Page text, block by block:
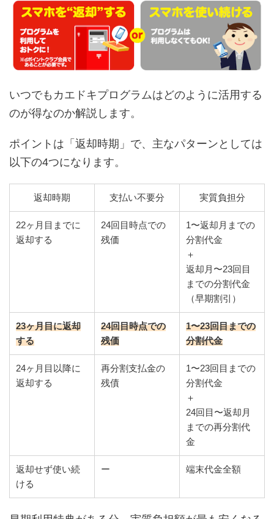
いつでもカエドキプログラムはどのように活用する
のが得なのか解説します。
ポイントは「返却時期」で、主なパターンとしては
以下の4つになります。
返却時期 支払い不要分 実質負担分
22ヶ月目までに
返却する
24回目時点での
残価
1〜返却月までの
分割代金
＋
返却月〜23回目
までの分割代金
（早期割引）
23ヶ月目に返却
する
24回目時点での
残価
1〜23回目までの
分割代金
24ヶ月目以降に
返却する
再分割支払金の
残債
1〜23回目までの
分割代金
＋
24回目〜返却月
までの再分割代
金
返却せず使い続
ける
ー 端末代金全額